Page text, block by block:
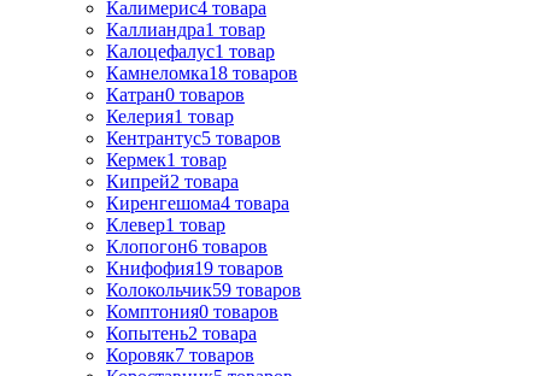
Калимерис4 товара
Каллиандра1 товар
Калоцефалус1 товар
Камнеломка18 товаров
Катран0 товаров
Келерия1 товар
Кентрантус5 товаров
Кермек1 товар
Кипрей2 товара
Киренгешома4 товара
Клевер1 товар
Клопогон6 товаров
Книфофия19 товаров
Колокольчик59 товаров
Комптония0 товаров
Копытень2 товара
Коровяк7 товаров